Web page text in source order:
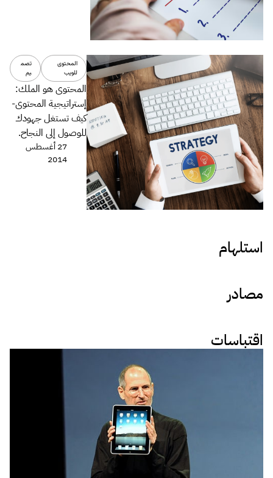
المحتوى
للويب
تصم
يم
المحتوى هو الملك:
إستراتيجية المحتوى-
كيف تستغل جهودك
للوصول إلى النجاح.
27 أغسطس
2014
استلهام
مصادر
اقتباسات